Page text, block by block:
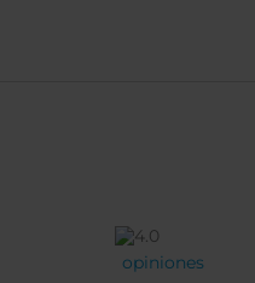
opiniones